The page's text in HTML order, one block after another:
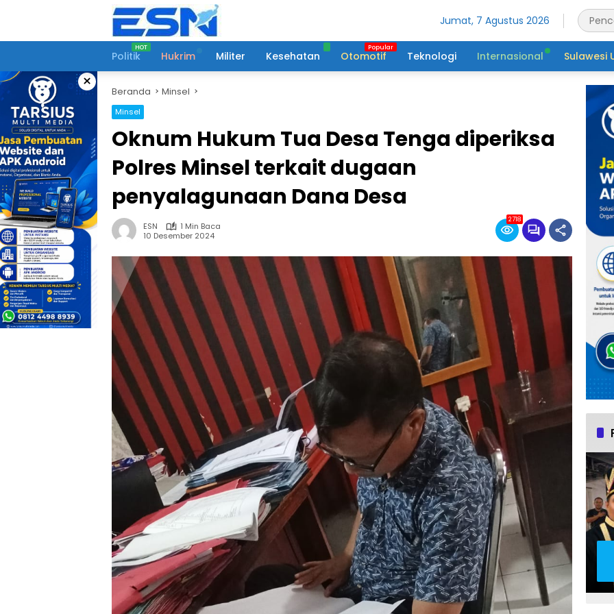
Jumat, 7 Agustus 2026
Politik Hukrim Militer Kesehatan Otomotif Teknologi Internasional Sulawesi
× Beranda Minsel
Minsel
Oknum Hukum Tua Desa Tenga diperiksa
Polres Minsel terkait dugaan
penyalagunaan Dana Desa
ESN
1 Min Baca
10 Desember 2024
2718